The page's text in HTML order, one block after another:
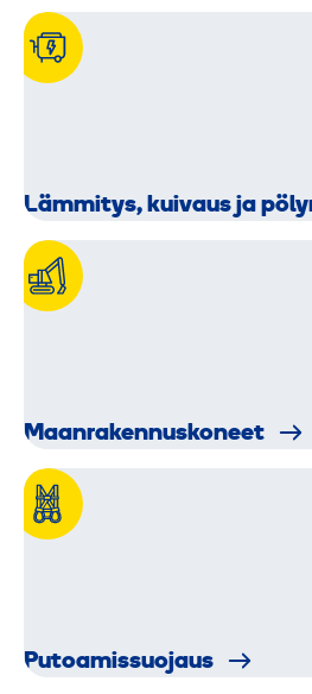
Lämmitys, kuivaus ja
Maanraken­nus­koneet
Putoamis­suojaus